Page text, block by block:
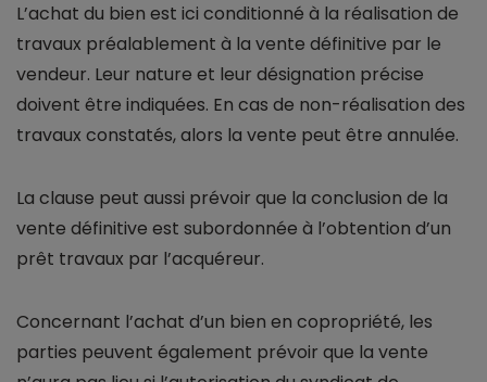
L’achat du bien est ici conditionné à la réalisation de
travaux préalablement à la vente définitive par le
vendeur. Leur nature et leur désignation précise
doivent être indiquées. En cas de non-réalisation des
travaux constatés, alors la vente peut être annulée.
La clause peut aussi prévoir que la conclusion de la
vente définitive est subordonnée à l’obtention d’un
prêt travaux par l’acquéreur.
Concernant l’achat d’un bien en copropriété, les
parties peuvent également prévoir que la vente